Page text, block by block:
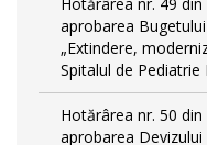
aprobarea
„Extindere,
Spitalul de
Hotărârea nr. 50
aprobarea